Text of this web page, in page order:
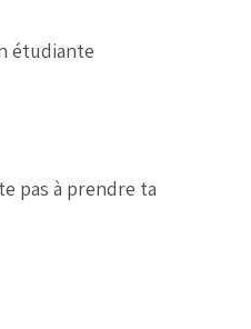
étudiante
pas à prendre ta